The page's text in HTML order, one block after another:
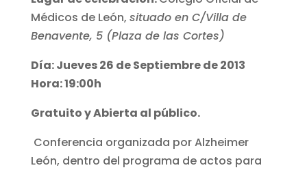
Médicos de León, situado en C/Villa de
Benavente, 5 (Plaza de las Cortes)
Día: Jueves 26 de Septiembre de 2013
Hora: 19:00h
Gratuito y Abierta al público.
Conferencia organizada por Alzheimer
León, dentro del programa de actos para